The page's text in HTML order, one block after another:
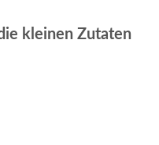
kleinen Zutaten